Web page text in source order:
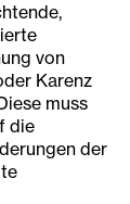
von
Karenz
muss
die
der